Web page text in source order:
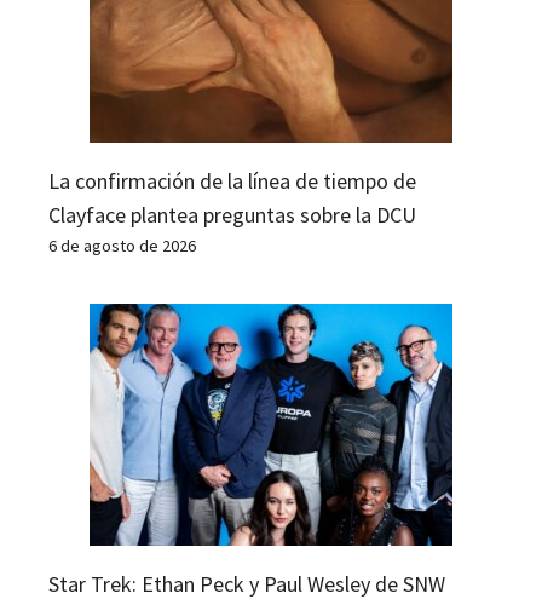
La confirmación de la línea de tiempo de
Clayface plantea preguntas sobre la DCU
6 de agosto de 2026
Star Trek: Ethan Peck y Paul Wesley de SNW